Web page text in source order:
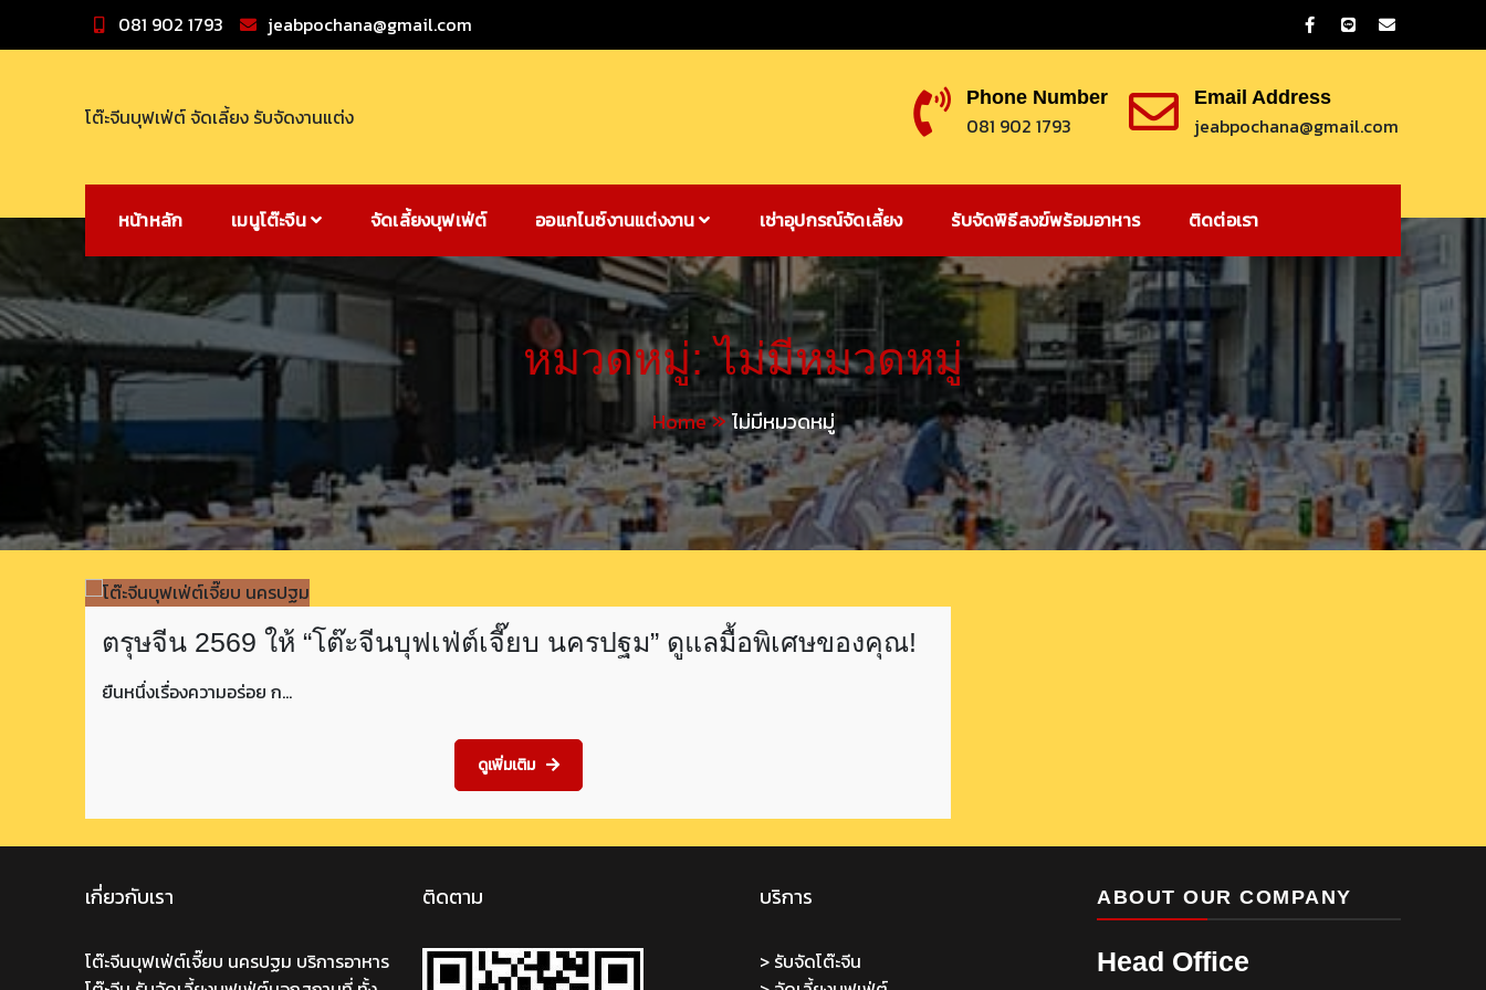
081 902 1793 jeabpochana@gmail.com
โต๊ะจีนบุฟเฟ่ต์ จัดเลี้ยง รับจัดงานแต่ง
Phone Number
081 902 1793
Email Address
jeabpochana@gmail.com
หน้าหลัก เมนูโต๊ะจีน จัดเลี้ยงบุฟเฟ่ต์ ออแกไนซ์งานแต่งงาน เช่าอุปกรณ์จัดเลี้ยง รับจัดพิธีสงฆ์พร้อมอาหาร ติดต่อเรา
หมวดหมู่:ไม่มีหมวดหมู่
Home ไม่มีหมวดหมู่
ตรุษจีน 2569 ให้ “โต๊ะจีนบุฟเฟ่ต์เจี๊ยบ นครปฐม” ดูแลมื้อพิเศษของคุณ!
ยืนหนึ่งเรื่องความอร่อย ก…
ดูเพิ่มเติม
เกี่ยวกับเรา
โต๊ะจีนบุฟเฟ่ต์เจี๊ยบ นครปฐม บริการอาหาร
ติดตาม บริการ
> รับจัดโต๊ะจีน
ABOUT OUR COMPANY
Head Office